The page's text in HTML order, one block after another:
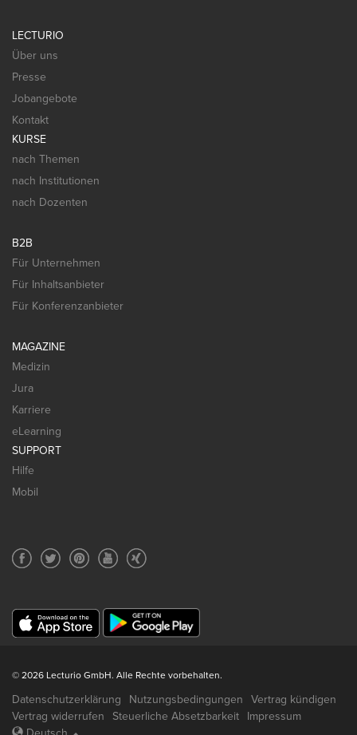
LECTURIO
Über uns
Presse
Jobangebote
Kontakt
KURSE
nach Themen
nach Institutionen
nach Dozenten
B2B
Für Unternehmen
Für Inhaltsanbieter
Für Konferenzanbieter
MAGAZINE
Medizin
Jura
Karriere
eLearning
SUPPORT
Hilfe
Mobil
© 2026 Lecturio GmbH. Alle Rechte vorbehalten.
Datenschutzerklärung Nutzungsbedingungen
Vertrag kündigen
Vertrag widerrufen
Steuerliche Absetzbarkeit
Impressum